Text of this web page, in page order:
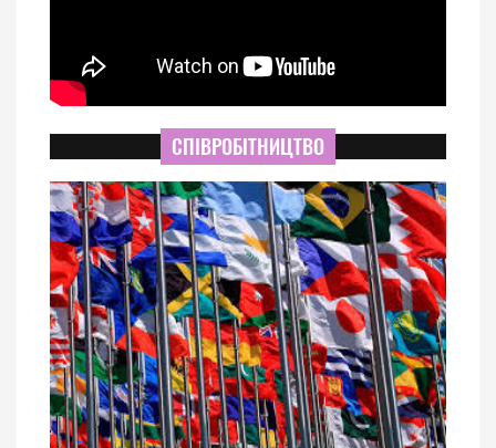
СПІВРОБІТНИЦТВО